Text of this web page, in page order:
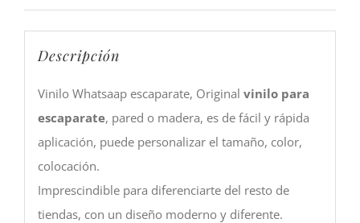
Descripción
Vinilo Whatsaap escaparate, Original vinilo para
escaparate, pared o madera, es de fácil y rápida
aplicación, puede personalizar el tamaño, color,
colocación.
Imprescindible para diferenciarte del resto de
tiendas, con un diseño moderno y diferente.